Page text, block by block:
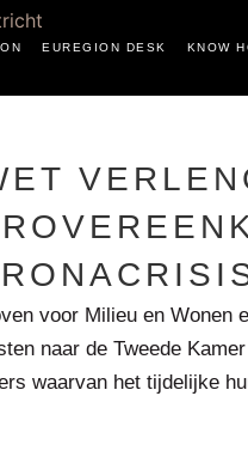
EUREGION DESK KNOW
voor Milieu en Wonen
naar de Tweede
waarvan het tijdelijke